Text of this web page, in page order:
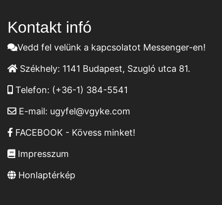
Kontakt infó
Vedd fel velünk a kapcsolatot Messenger-en!
Székhely: 1141 Budapest, Szugló utca 81.
Telefon: (+36-1) 384-5541
E-mail: ugyfel@vgyke.com
FACEBOOK - Kövess minket!
Impresszum
Honlaptérkép